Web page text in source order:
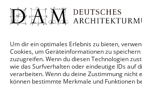
Um dir ein optimales Erlebnis zu bieten,
Cookies, um Geräteinformationen zu
zuzugreifen. Wenn du diesen Technologien
wie das Surfverhalten oder eindeutige IDs auf
verarbeiten. Wenn du deine Zustimmung nicht
können bestimmte Merkmale und Funktionen
Heinrich Klotz, der
Deutschen Architekturmuseums
verstorben. Am 20. März 2025
Architekturhistoriker seinen 90.
„Entgegen allen Erwartungen...